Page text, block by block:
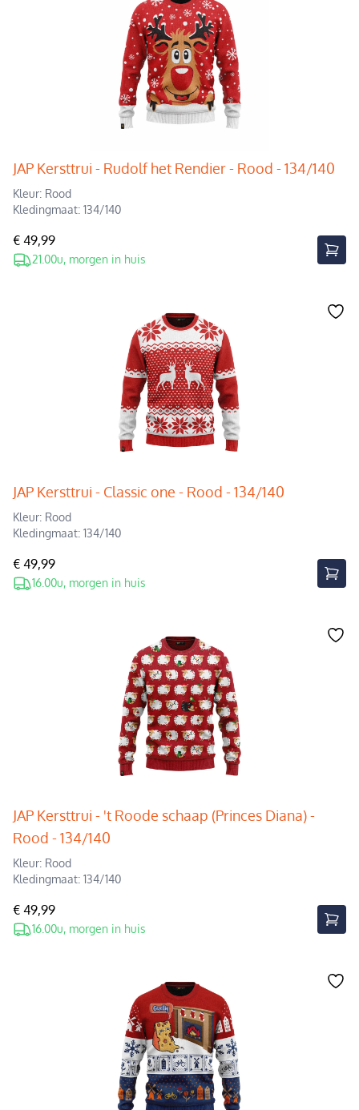
JAP Kersttrui - Rudolf het Rendier - Rood - 134/140
Kleur: Rood
Kledingmaat: 134/140
€ 49,99
21.00u, morgen in huis
JAP Kersttrui - Classic one - Rood - 134/140
Kleur: Rood
Kledingmaat: 134/140
€ 49,99
16.00u, morgen in huis
JAP Kersttrui - 't Roode schaap (Princes Diana) -
Rood - 134/140
Kleur: Rood
Kledingmaat: 134/140
€ 49,99
16.00u, morgen in huis